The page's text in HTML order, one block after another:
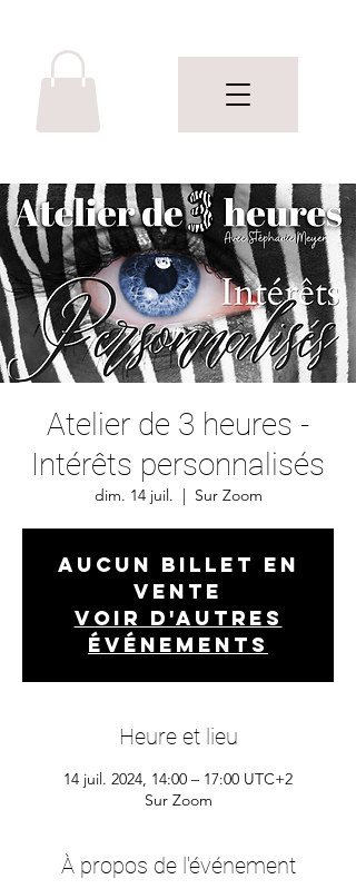
Atelier de 3 heures -
Intérêts personnalisés
dim. 14 juil.
  |
Sur Zoom
Aucun billet en
vente
Voir d'autres
événements
Heure et lieu
14 juil. 2024, 14:00 – 17:00 UTC+2
Sur Zoom
À propos de l'événement